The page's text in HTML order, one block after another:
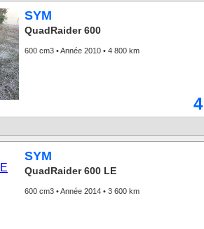
SYM
QuadRaider 600
600 cm3 • Année 2010 • 4 800 km
SYM
QuadRaider 600 LE
600 cm3 • Année 2014 • 3 600 km